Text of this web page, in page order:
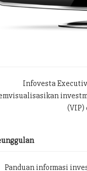
Infovesta
(VIP)
Panduan informasi